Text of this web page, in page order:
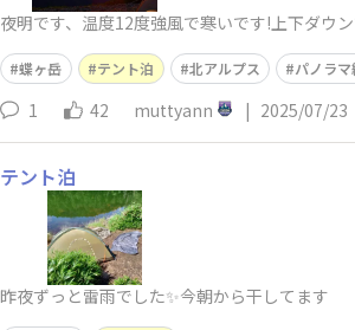
夜明です、温度12度強風で寒いです!上下ダウ
蝶ヶ岳 テント泊 北アルプス パノラマ
1 42 muttyann | 2025/07/23
テント泊
昨夜ずっと雷雨でした✨今朝から干してます